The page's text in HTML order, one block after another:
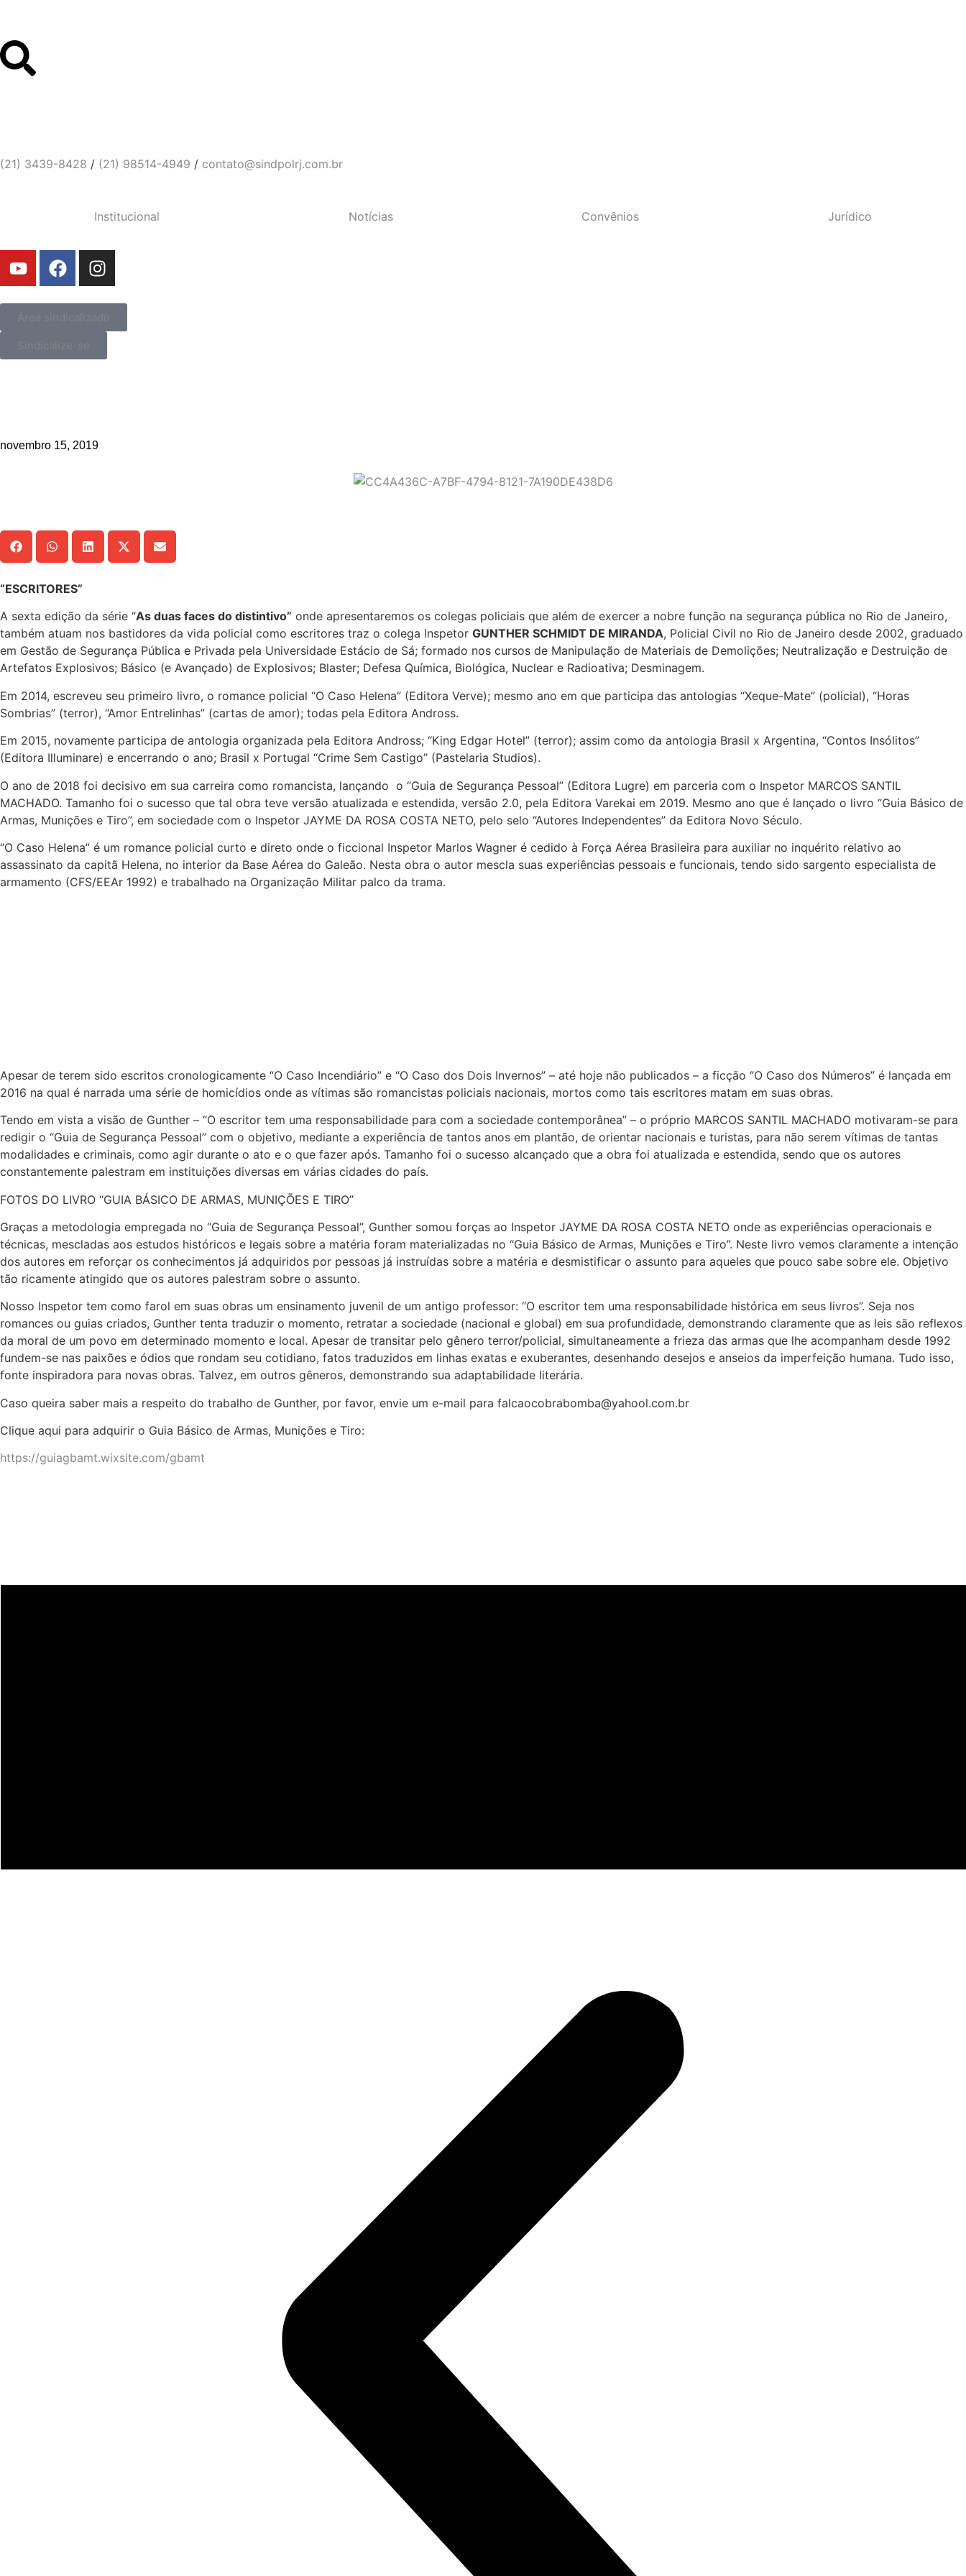
(21) 3439-8428 / (21) 98514-4949 / contato@sindpolrj.com.br
Institucional Notícias Convênios Jurídico
Área sindicalizado
Sindicalize-se
novembro 15, 2019
“ESCRITORES”
A sexta edição da série “As duas faces do distintivo” onde apresentaremos os colegas policiais que além de exercer a nobre função na segurança pública no Rio de Janeiro,
também atuam nos bastidores da vida policial como escritores traz o colega Inspetor GUNTHER SCHMIDT DE MIRANDA, Policial Civil no Rio de Janeiro desde 2002, graduado
em Gestão de Segurança Pública e Privada pela Universidade Estácio de Sá; formado nos cursos de Manipulação de Materiais de Demolições; Neutralização e Destruição de
Artefatos Explosivos; Básico (e Avançado) de Explosivos; Blaster; Defesa Química, Biológica, Nuclear e Radioativa; Desminagem.
Em 2014, escreveu seu primeiro livro, o romance policial “O Caso Helena” (Editora Verve); mesmo ano em que participa das antologias “Xeque-Mate” (policial), “Horas
Sombrias” (terror), “Amor Entrelinhas” (cartas de amor); todas pela Editora Andross.
Em 2015, novamente participa de antologia organizada pela Editora Andross; “King Edgar Hotel” (terror); assim como da antologia Brasil x Argentina, “Contos Insólitos”
(Editora Illuminare) e encerrando o ano; Brasil x Portugal “Crime Sem Castigo” (Pastelaria Studios).
O ano de 2018 foi decisivo em sua carreira como romancista, lançando o “Guia de Segurança Pessoal” (Editora Lugre) em parceria com o Inspetor MARCOS SANTIL
MACHADO. Tamanho foi o sucesso que tal obra teve versão atualizada e estendida, versão 2.0, pela Editora Varekai em 2019. Mesmo ano que é lançado o livro “Guia Básico de
Armas, Munições e Tiro”, em sociedade com o Inspetor JAYME DA ROSA COSTA NETO, pelo selo “Autores Independentes” da Editora Novo Século.
“O Caso Helena” é um romance policial curto e direto onde o ficcional Inspetor Marlos Wagner é cedido à Força Aérea Brasileira para auxiliar no inquérito relativo ao
assassinato da capitã Helena, no interior da Base Aérea do Galeão. Nesta obra o autor mescla suas experiências pessoais e funcionais, tendo sido sargento especialista de
armamento (CFS/EEAr 1992) e trabalhado na Organização Militar palco da trama.
Apesar de terem sido escritos cronologicamente “O Caso Incendiário” e “O Caso dos Dois Invernos” – até hoje não publicados – a ficção “O Caso dos Números” é lançada em
2016 na qual é narrada uma série de homicídios onde as vítimas são romancistas policiais nacionais, mortos como tais escritores matam em suas obras.
Tendo em vista a visão de Gunther – “O escritor tem uma responsabilidade para com a sociedade contemporânea” – o próprio MARCOS SANTIL MACHADO motivaram-se para
redigir o “Guia de Segurança Pessoal” com o objetivo, mediante a experiência de tantos anos em plantão, de orientar nacionais e turistas, para não serem vítimas de tantas
modalidades e criminais, como agir durante o ato e o que fazer após. Tamanho foi o sucesso alcançado que a obra foi atualizada e estendida, sendo que os autores
constantemente palestram em instituições diversas em várias cidades do país.
FOTOS DO LIVRO “GUIA BÁSICO DE ARMAS, MUNIÇÕES E TIRO”
Graças a metodologia empregada no “Guia de Segurança Pessoal”, Gunther somou forças ao Inspetor JAYME DA ROSA COSTA NETO onde as experiências operacionais e
técnicas, mescladas aos estudos históricos e legais sobre a matéria foram materializadas no “Guia Básico de Armas, Munições e Tiro”. Neste livro vemos claramente a intenção
dos autores em reforçar os conhecimentos já adquiridos por pessoas já instruídas sobre a matéria e desmistificar o assunto para aqueles que pouco sabe sobre ele. Objetivo
tão ricamente atingido que os autores palestram sobre o assunto.
Nosso Inspetor tem como farol em suas obras um ensinamento juvenil de um antigo professor: “O escritor tem uma responsabilidade histórica em seus livros”. Seja nos
romances ou guias criados, Gunther tenta traduzir o momento, retratar a sociedade (nacional e global) em sua profundidade, demonstrando claramente que as leis são reflexos
da moral de um povo em determinado momento e local. Apesar de transitar pelo gênero terror/policial, simultaneamente a frieza das armas que lhe acompanham desde 1992
fundem-se nas paixões e ódios que rondam seu cotidiano, fatos traduzidos em linhas exatas e exuberantes, desenhando desejos e anseios da imperfeição humana. Tudo isso,
fonte inspiradora para novas obras. Talvez, em outros gêneros, demonstrando sua adaptabilidade literária.
Caso queira saber mais a respeito do trabalho de Gunther, por favor, envie um e-mail para falcaocobrabomba@yahool.com.br
Clique aqui para adquirir o Guia Básico de Armas, Munições e Tiro:
https://guiagbamt.wixsite.com/gbamt